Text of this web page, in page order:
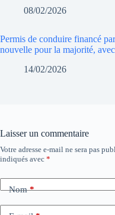
08/02/2026
Permis de conduire financé
nouvelle pour la majorité,
14/02/2026
Laisser un commentaire
Votre adresse e-mail ne sera pas
indiqués avec *
Nom*